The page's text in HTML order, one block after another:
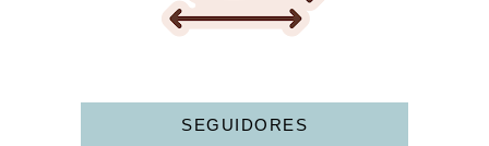
SEGUIDORES